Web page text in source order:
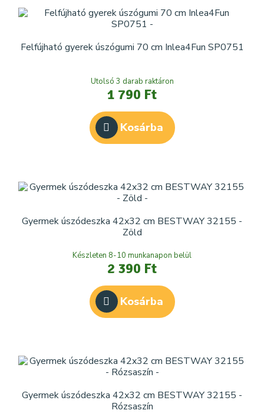
Felfújható gyerek úszógumi 70 cm Inlea4Fun SP0751
Utolsó 3 darab raktáron
1 790 Ft
Kosárba
Gyermek úszódeszka 42x32 cm BESTWAY 32155 -
Zöld
Készleten 8-10 munkanapon belül
2 390 Ft
Kosárba
Gyermek úszódeszka 42x32 cm BESTWAY 32155 -
Rózsaszín